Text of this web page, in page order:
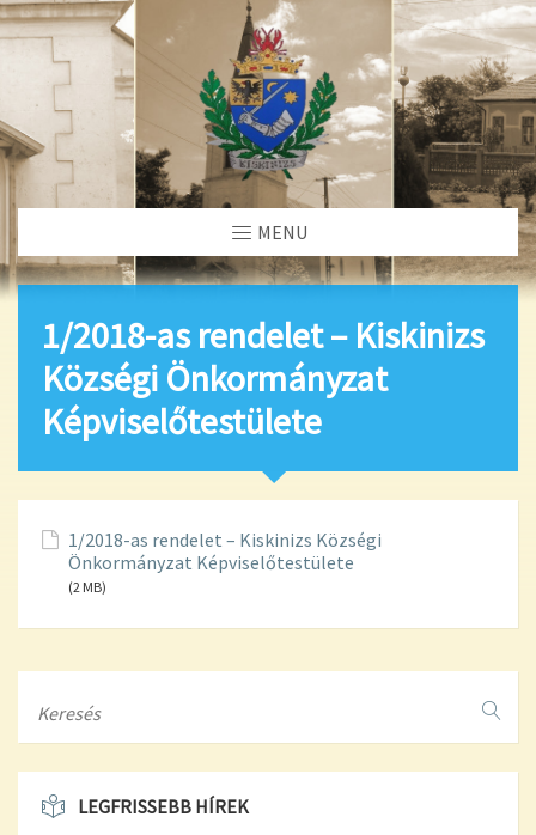
MENU
1/2018-as rendelet – Kiskinizs
Községi Önkormányzat
Képviselőtestülete
1/2018-as rendelet – Kiskinizs Községi
Önkormányzat Képviselőtestülete
(2 MB)
LEGFRISSEBB HÍREK